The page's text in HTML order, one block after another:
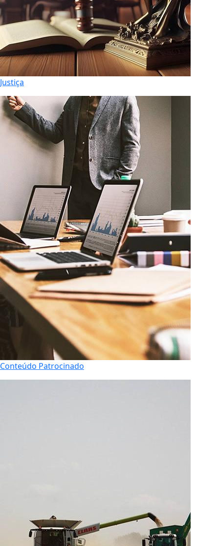
Justiça
Conteúdo Patrocinado